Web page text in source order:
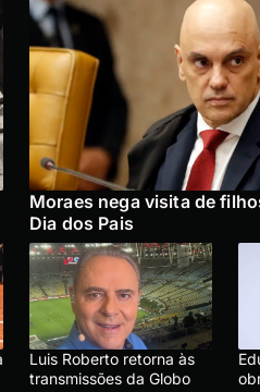
Moraes nega visita de
Dia dos Pais
Luis Roberto retorna às
transmissões da Globo